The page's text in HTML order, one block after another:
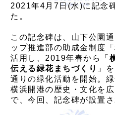
2021年4月7日(水)に記念
た。
この記念碑は、山下公園
ップ推進部の助成金制度
活用し、2019年春から「
伝える緑花まちづくり 」
通りの緑化活動を開始。
横浜開港の歴史・文化を
で、今回、記念碑が設置さ